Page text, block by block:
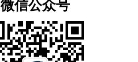
微信公众号